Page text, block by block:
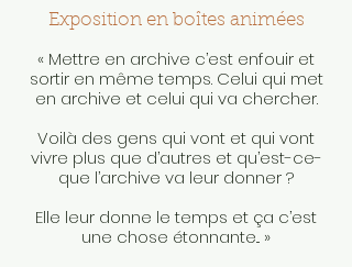
Exposition en boîtes animées
« Mettre en archive c’est enfouir et
sortir en même temps. Celui qui met
en archive et celui qui va chercher.
Voilà des gens qui vont et qui vont
vivre plus que d’autres et qu’est-ce-
que l’archive va leur donner ?
Elle leur donne le temps et ça c’est
une chose étonnante... »